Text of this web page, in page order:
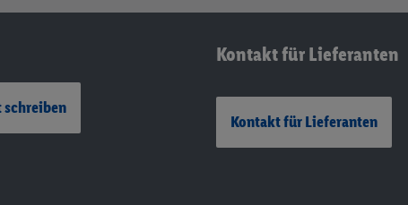
Kontakt für Lieferanten
Kontakt für Lieferanten